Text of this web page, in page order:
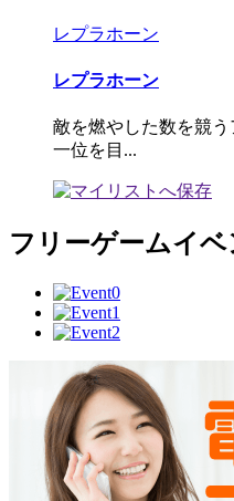
レプラホーン
レプラホーン
敵を燃やした数を競
一位を目...
フリーゲームイベ